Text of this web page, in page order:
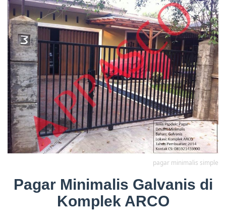
pagar minimalis simple
Pagar Minimalis Galvanis di
Komplek ARCO